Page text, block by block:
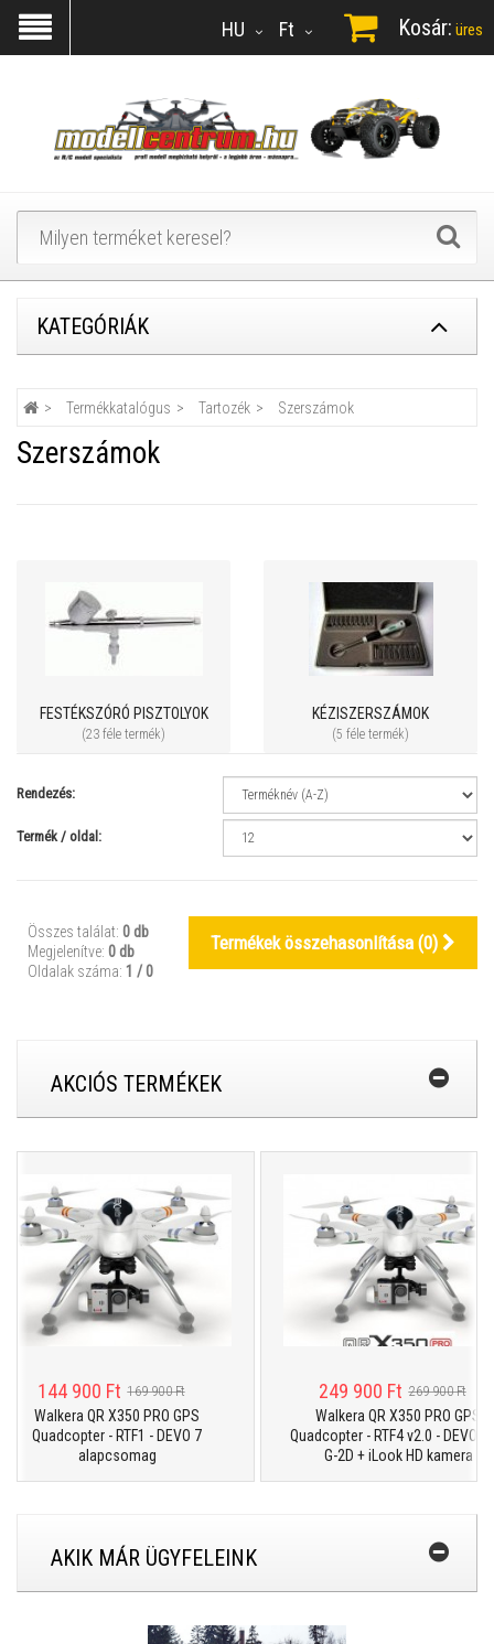
Ft
HU Kosár: üres
KATEGÓRIÁK
Termékkatalógus Tartozék Szerszámok
Szerszámok
FESTÉKSZÓRÓ PISZTOLYOK
(23 féle termék)
KÉZISZERSZÁMOK
(5 féle termék)
Rendezés:
Termék / oldal:
Összes találat: 0 db
Megjelenítve: 0 db
Oldalak száma: 1 / 0
Termékek összehasonlítása (0)
AKCIÓS TERMÉKEK
144 900 Ft 169 900 Ft
Walkera QR X350 PRO GPS
Quadcopter - RTF1 - DEVO 7
alapcsomag
249 900 Ft 269 900 Ft
Walkera QR X350 PRO GPS
Quadcopter - RTF4 v2.0 - DEVO F7
G-2D + iLook HD kamera
AKIK MÁR ÜGYFELEINK